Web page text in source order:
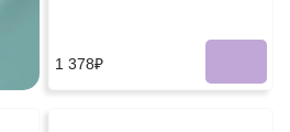
1 378₽